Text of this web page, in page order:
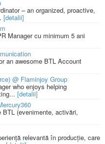
– an organized, proactive,
[detalii]
Manager cu minimum 5 ani
an awesome BTL Account
@ Flaminjoy Group
who enjoys helping
[detalii]
(evenimente, activări,
relevantă în producție, care